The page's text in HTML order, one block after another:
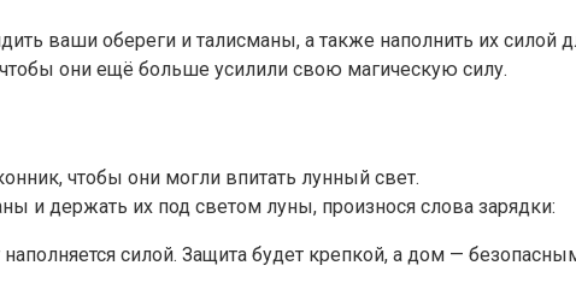
ваши обереги и талисманы, а также наполнить их
они ещё больше усилили свою магическую силу.
чтобы они могли впитать лунный свет.
и держать их под светом луны, произнося слова зарядки:
силой. Защита будет крепкой, а дом —